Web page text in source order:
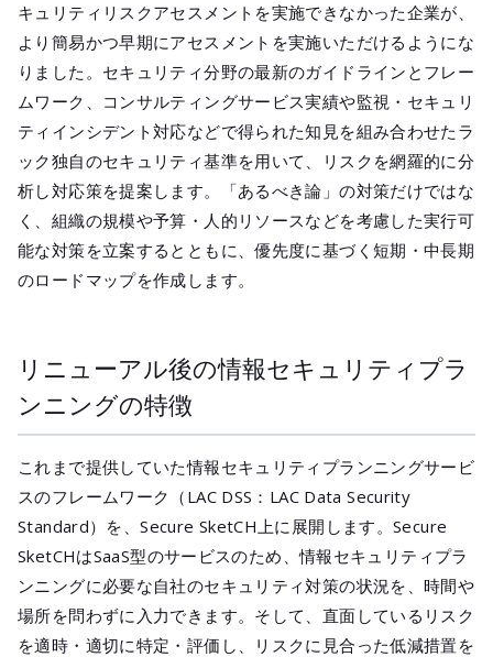
キュリティリスクアセスメントを実施できなかった企業が、
より簡易かつ早期にアセスメントを実施いただけるようにな
りました。セキュリティ分野の最新のガイドラインとフレー
ムワーク、コンサルティングサービス実績や監視・セキュリ
ティインシデント対応などで得られた知見を組み合わせたラ
ック独自のセキュリティ基準を用いて、リスクを網羅的に分
析し対応策を提案します。「あるべき論」の対策だけではな
く、組織の規模や予算・人的リソースなどを考慮した実行可
能な対策を立案するとともに、優先度に基づく短期・中長期
のロードマップを作成します。
リニューアル後の情報セキュリティプラ
ンニングの特徴
これまで提供していた情報セキュリティプランニングサービ
スのフレームワーク（LAC DSS：LAC Data Security
Standard）を、Secure SketCH上に展開します。Secure
SketCHはSaaS型のサービスのため、情報セキュリティプラ
ンニングに必要な自社のセキュリティ対策の状況を、時間や
場所を問わずに入力できます。そして、直面しているリスク
を適時・適切に特定・評価し、リスクに見合った低減措置を